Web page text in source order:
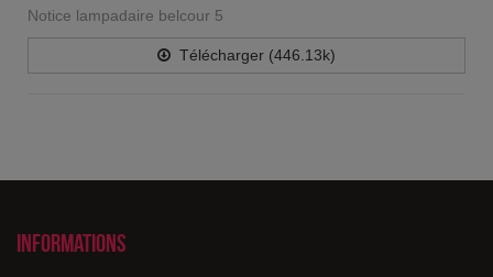
Notice lampadaire belcour 5
Télécharger (446.13k)
Informations